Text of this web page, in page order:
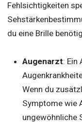
Fehlsichtigkeiten
du eine Brille
Augenarzt: Ein
Wenn du
Symptome wie
ungewöhnliche